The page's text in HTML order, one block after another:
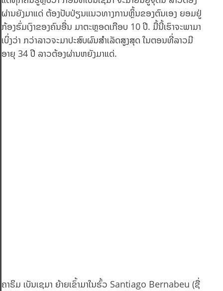
ຜ່ານຍັງມາແດ່ ຕ້ອງປັບປ່ຽນແນວທາງການຫຼິ້ນຂອງຕົນເອງ ຍອມຢູ່
ກ້ອງຮົ່ມເງົາຂອງຄົນອື່ນ ມາຕະຫຼອດເກືອບ 10 ປີ. ມື້ນີ້ເຮົາຈະພາມາ
ເບິ່ງວ່າ ກວ່າລາວຈະມາປະສົບຜົນສຳເລັດສູງສຸດ ໃນຕອນທີ່ລາວມີ
ອາຍຸ 34 ປີ ລາວຕ້ອງຜ່ານຫຍັງມາແດ່.
ຄາຣິມ ເບັນເຊມາ ຍ້າຍເຂົ້າມາໃນຮົ້ວ Santiago Bernabeu (ຊື່